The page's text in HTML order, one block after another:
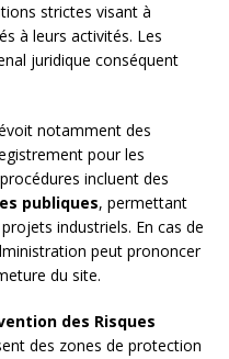
strictes visant à
à leurs activités. Les
juridique conséquent
notamment des
pour les
incluent des
publiques, permettant
industriels. En cas de
peut prononcer
du site.
des Risques
des zones de protection